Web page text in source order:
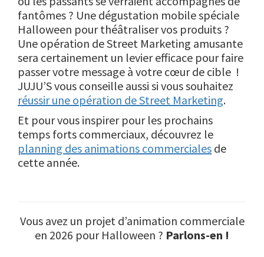
fantômes ? Une dégustation mobile spéciale
Halloween pour théâtraliser vos produits ?
Une opération de Street Marketing amusante
sera certainement un levier efficace pour faire
passer votre message à votre cœur de cible !
JUJU’S vous conseille aussi si vous souhaitez
réussir une opération de Street Marketing.
Et pour vous inspirer pour les prochains
temps forts commerciaux, découvrez le
planning des animations commerciales de
cette année.
Vous avez un projet d’animation commerciale
en 2026 pour Halloween ? Parlons-en !